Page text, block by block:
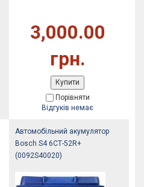
3,000.00
грн.
Купити
Порівняти
Відгуків немає
Автомобільний акумулятор
Bosch S4 6СТ-52R+
(0092S40020)